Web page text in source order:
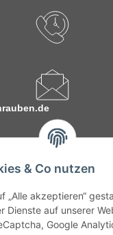
& Co nutzen
„Alle akzeptieren“
Dienste auf unserer
Google